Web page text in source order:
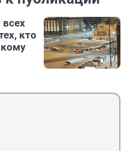
кто